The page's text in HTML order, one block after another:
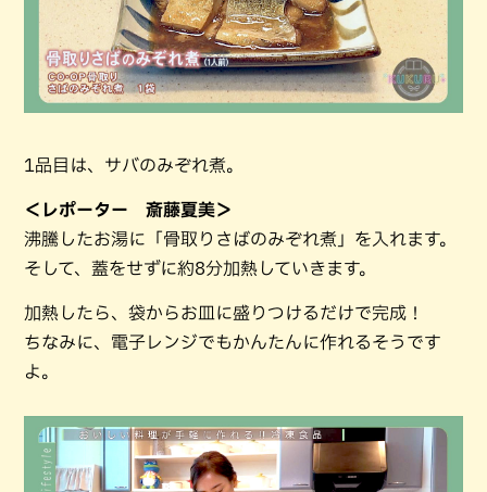
1品目は、サバのみぞれ煮。
＜レポーター 斎藤夏美＞
沸騰したお湯に「骨取りさばのみぞれ煮」を入れます。
そして、蓋をせずに約8分加熱していきます。
加熱したら、袋からお皿に盛りつけるだけで完成！
ちなみに、電子レンジでもかんたんに作れるそうです
よ。